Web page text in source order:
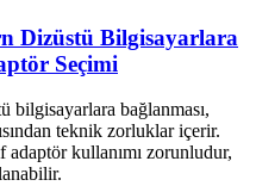
Dizüstü Bilgisayarlara
Seçimi
bilgisayarlara bağlanması,
teknik zorluklar içerir.
kullanımı zorunludur,